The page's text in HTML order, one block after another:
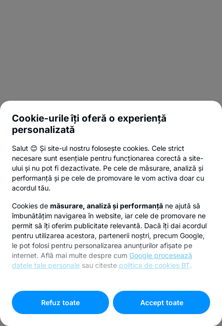
Cookie-urile îți oferă o experiență
personalizată
Salut 😊 Și site-ul nostru folosește cookies. Cele strict
necesare sunt esențiale pentru funcționarea corectă a site-
ului și nu pot fi dezactivate. Pe cele de măsurare, analiză și
performanță și pe cele de promovare le vom activa doar cu
acordul tău.
Cookies de măsurare, analiză și performanță ne ajută să
îmbunătățim navigarea în website, iar cele de promovare ne
permit să îți oferim publicitate relevantă. Dacă îți dai acordul
pentru utilizarea acestora, partenerii noștri, precum Google,
le pot folosi pentru personalizarea anunțurilor afișate pe
internet. Află mai multe despre cum Google procesează
datele tale personale sau citeste politica de cookies BT.
cookies"
Refuz toate
Accept toate